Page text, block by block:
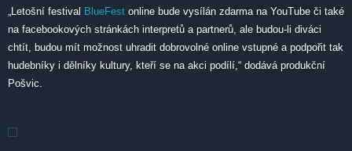
„Letošní festival BlueFest online bude vysílán zdarma na YouTube či také
na facebookových stránkách interpretů a partnerů, ale budou-li diváci
chtít, budou mít možnost uhradit dobrovolné online vstupné a podpořit tak
hudebníky i dělníky kultury, kteří se na akci podílí,“ dodává produkční
Pošvic.